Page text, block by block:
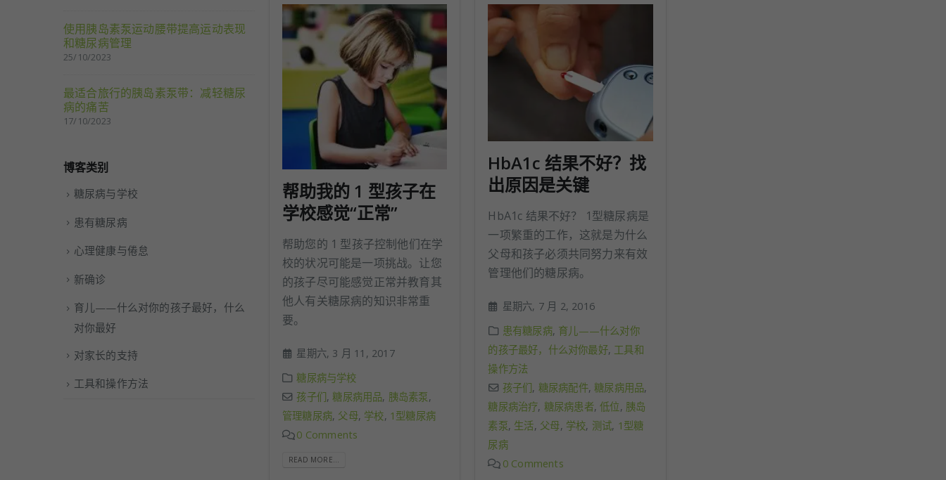
帮助我的 1 型孩子在
学校感觉“正常”
帮助您的 1 型孩子控制他们在学
校的状况可能是一项挑战。让您
的孩子尽可能感觉正常并教育其
他人有关糖尿病的知识非常重
要。
星期六, 3 月 11, 2017
糖尿病与学校
孩子们,糖尿病用品, 胰岛素泵,
管理糖尿病, 父母, 学校, 1型糖尿病
0 Comments
READ MORE...
HbA1c 结果不好？找
出原因是关键
HbA1c 结果不好？ 1型糖尿病是
一项繁重的工作，这就是为什么
父母和孩子必须共同努力来有效
管理他们的糖尿病。
星期六, 7 月 2, 2016
患有糖尿病, 育儿——什么对你
的孩子最好，什么对你最好, 工具和
操作方法
孩子们, 糖尿病配件,糖尿病用品,
糖尿病治疗, 糖尿病患者,低位, 胰岛
素泵, 生活, 父母, 学校, 测试, 1型糖
尿病
0 Comments
使用胰岛素泵运动腰带提高运动表现
和糖尿病管理
25/10/2023
最适合旅行的胰岛素泵带：减轻糖尿
病的痛苦
17/10/2023
博客类别
糖尿病与学校
患有糖尿病
心理健康与倦怠
新确诊
育儿——什么对你的孩子最好，什么
对你最好
对家长的支持
工具和操作方法